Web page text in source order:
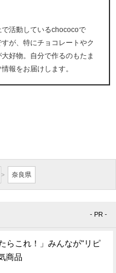
活動しているchococoで
が、特にチョコレートやク
好物。自分で作るのもたま
報をお届けします。
> 奈良県
- PR -
らこれ！」みんなが"リピ
商品